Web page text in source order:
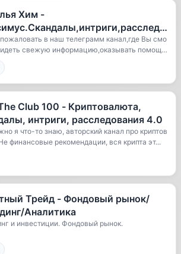
Хим -
жизнь и много
в наш телеграмм канал,где Вы смо
свежую информацию,оказывать помощь
Club 100 - Криптовалюта,
интриги, расследования 4.0
я что-то знаю, авторский канал про криптов
финансовые рекомендации, вся крипта эт...
Трейд - Фондовый рынок/
Аналитика
и инвестиции. Фондовый рынок.